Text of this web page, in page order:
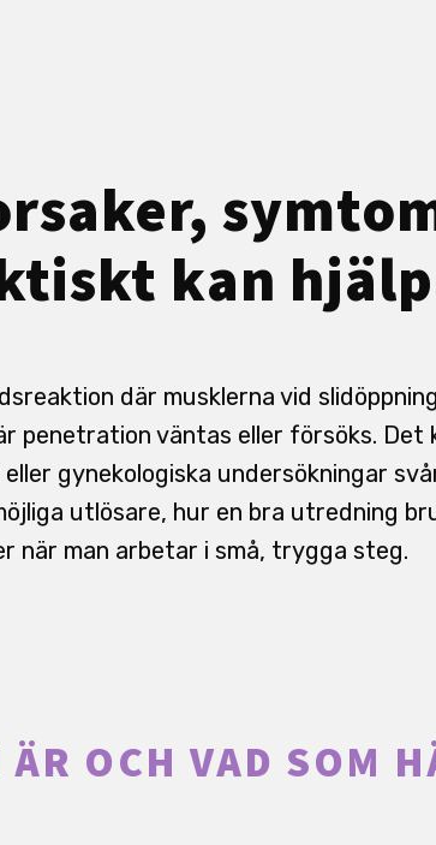
kan
där musklerna vid
penetration väntas eller försöks. Det
gynekologiska undersökningar
utlösare, hur en bra utredning
när man arbetar i små, trygga steg.
OCH VAD SOM